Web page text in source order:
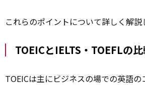
これらのポイントについて詳しく解説
TOEICとIELTS・TOEFLの
TOEICは主にビジネスの場での英語